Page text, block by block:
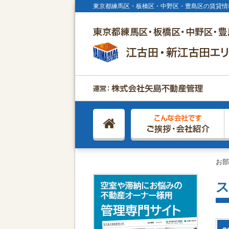
東京都練馬区・板橋区・中野区・豊島区の賃貸
お